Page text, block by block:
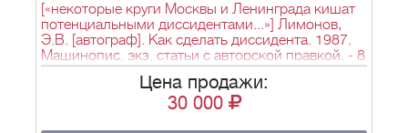
[«некоторые круги Москвы и Ленинграда кишат
потенциальными диссидентами...»] Лимонов,
Э.В. [автограф]. Как сделать диссидента. 1987.
Машинопис. экз. статьи с авторской правкой. - 8
л., 29х21 см.
Цена продажи:
30 000